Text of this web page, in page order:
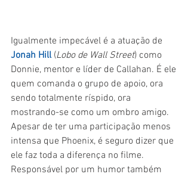
Igualmente impecável é a atuação de
Jonah Hill (Lobo de Wall Street) como
Donnie, mentor e líder de Callahan. É ele
quem comanda o grupo de apoio, ora
sendo totalmente ríspido, ora
mostrando-se como um ombro amigo.
Apesar de ter uma participação menos
intensa que Phoenix, é seguro dizer que
ele faz toda a diferença no filme.
Responsável por um humor também